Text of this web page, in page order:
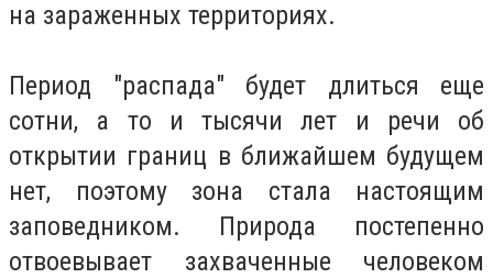
на зараженных территориях.
Период "распада" будет длиться еще
сотни, а то и тысячи лет и речи об
открытии границ в ближайшем будущем
нет, поэтому зона стала настоящим
заповедником. Природа постепенно
отвоевывает захваченные человеком